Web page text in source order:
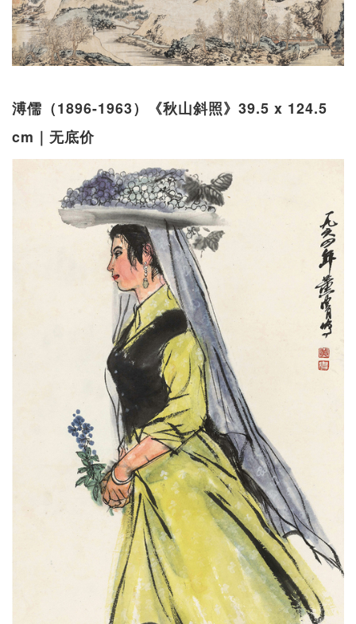
溥儒（1896-1963）《秋山斜照》39.5 x 124.5
cm｜无底价